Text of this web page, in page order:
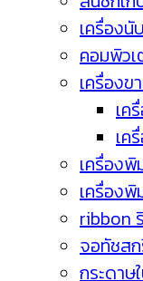
เครื่อง
คอมพิว
เครื่องข
เค
เค
เครื่องพิ
เครื่อง
ribbon
จอทัชส
กระดาษ